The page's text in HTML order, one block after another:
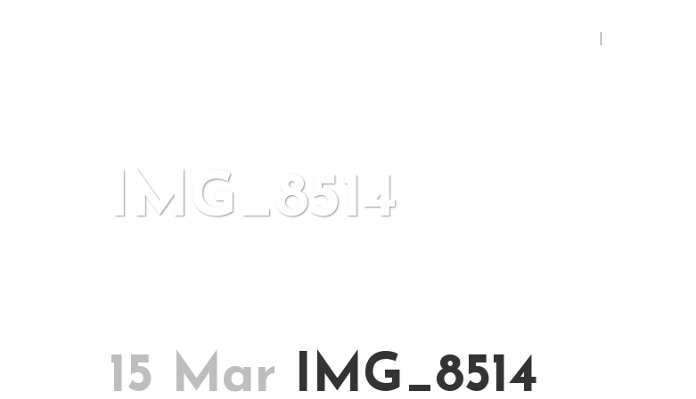
IMG_8514
15 Mar IMG_8514